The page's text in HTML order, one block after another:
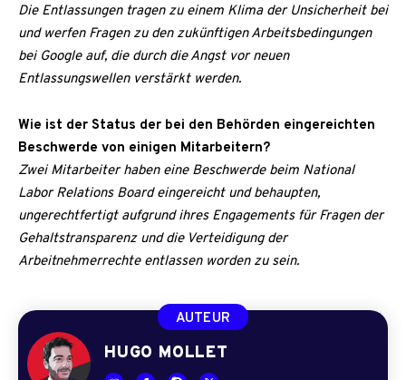
Die Entlassungen tragen zu einem Klima der Unsicherheit bei
und werfen Fragen zu den zukünftigen Arbeitsbedingungen
bei Google auf, die durch die Angst vor neuen
Entlassungswellen verstärkt werden.
Wie ist der Status der bei den Behörden eingereichten
Beschwerde von einigen Mitarbeitern?
Zwei Mitarbeiter haben eine Beschwerde beim National
Labor Relations Board eingereicht und behaupten,
ungerechtfertigt aufgrund ihres Engagements für Fragen der
Gehaltstransparenz und die Verteidigung der
Arbeitnehmerrechte entlassen worden zu sein.
AUTEUR
HUGO MOLLET